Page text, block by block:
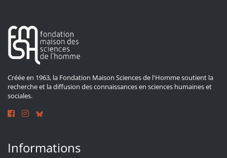
Créée en 1963, la Fondation Maison Sciences de l'Homme soutient la
recherche et la diffusion des connaissances en sciences humaines et
sociales.
Informations